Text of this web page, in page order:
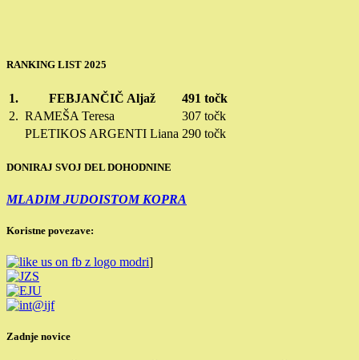
RANKING LIST 2025
1. FEBJANČIČ Aljaž
491 točk
2. RAMEŠA Teresa
307 točk
PLETIKOS ARGENTI Liana 290 točk
DONIRAJ SVOJ DEL DOHODNINE
MLADIM JUDOISTOM KOPRA
Koristne povezave:
]
Zadnje novice